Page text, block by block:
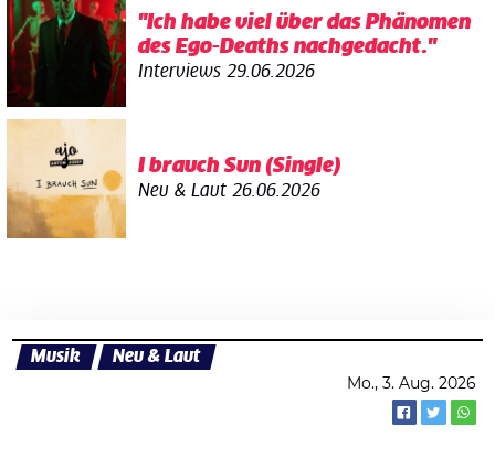
"Ich habe viel über das Phänomen
des Ego-Deaths nachgedacht."
Interviews 29.06.2026
I brauch Sun (Single)
Neu & Laut 26.06.2026
Musik Neu & Laut
Mo., 3. Aug. 2026